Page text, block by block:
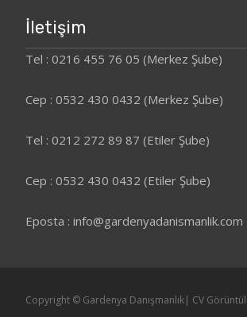
İletişim
Tel : 0216 455 76 05 (Merkez Şube)
Cep : 0532 430 0432 (Merkez Şube)
Tel : 0212 272 89 87 (Etiler Şube)
Cep : 0532 430 0432 (Etiler Şube)
Eposta : info@gardenyadanismanlik.com
Copyright © Gardenya Danışmanlık| CV